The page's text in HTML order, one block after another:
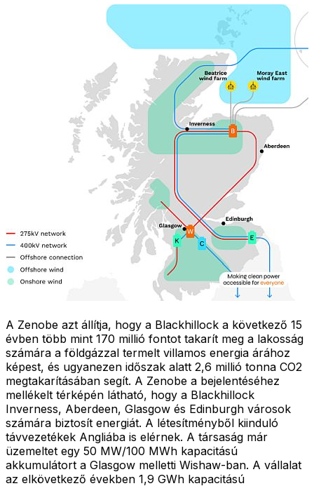
A Zenobe azt állítja, hogy a Blackhillock a következő 15
évben több mint 170 millió fontot takarít meg a lakosság
számára a földgázzal termelt villamos energia árához
képest, és ugyanezen időszak alatt 2,6 millió tonna CO2
megtakarításában segít. A Zenobe a bejelentéséhez
mellékelt térképén látható, hogy a Blackhillock
Inverness, Aberdeen, Glasgow és Edinburgh városok
számára biztosít energiát. A létesítményből kiinduló
távvezetékek Angliába is elérnek. A társaság már
üzemeltet egy 50 MW/100 MWh kapacitású
akkumulátort a Glasgow melletti Wishaw-ban. A vállalat
az elkövetkező években 1,9 GWh kapacitású